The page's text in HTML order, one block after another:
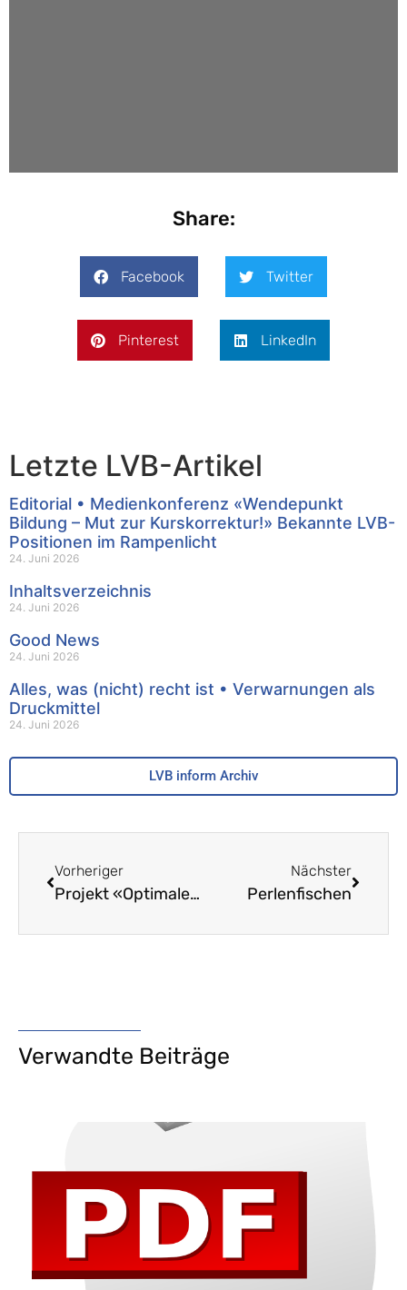
Share:
Facebook Twitter
Pinterest LinkedIn
Letzte LVB-Artikel
Editorial • Medienkonferenz «Wendepunkt
Bildung – Mut zur Kurskorrektur!» Bekannte LVB-
Positionen im Rampenlicht
24. Juni 2026
Inhaltsverzeichnis
24. Juni 2026
Good News
24. Juni 2026
Alles, was (nicht) recht ist • Verwarnungen als
Druckmittel
24. Juni 2026
LVB inform Archiv
Vorheriger
Projekt «Optimaler Schulstart»
Nächster
Perlenfischen
Verwandte Beiträge